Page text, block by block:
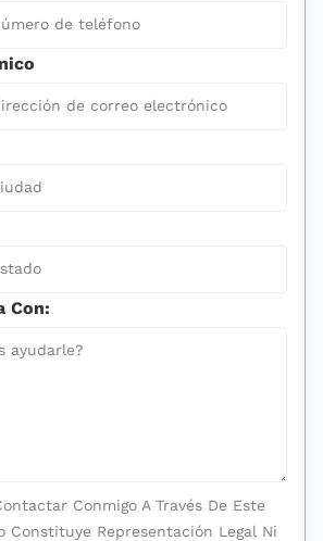
Con:
Conmigo A Través De Este
Constituye Representación Legal Ni